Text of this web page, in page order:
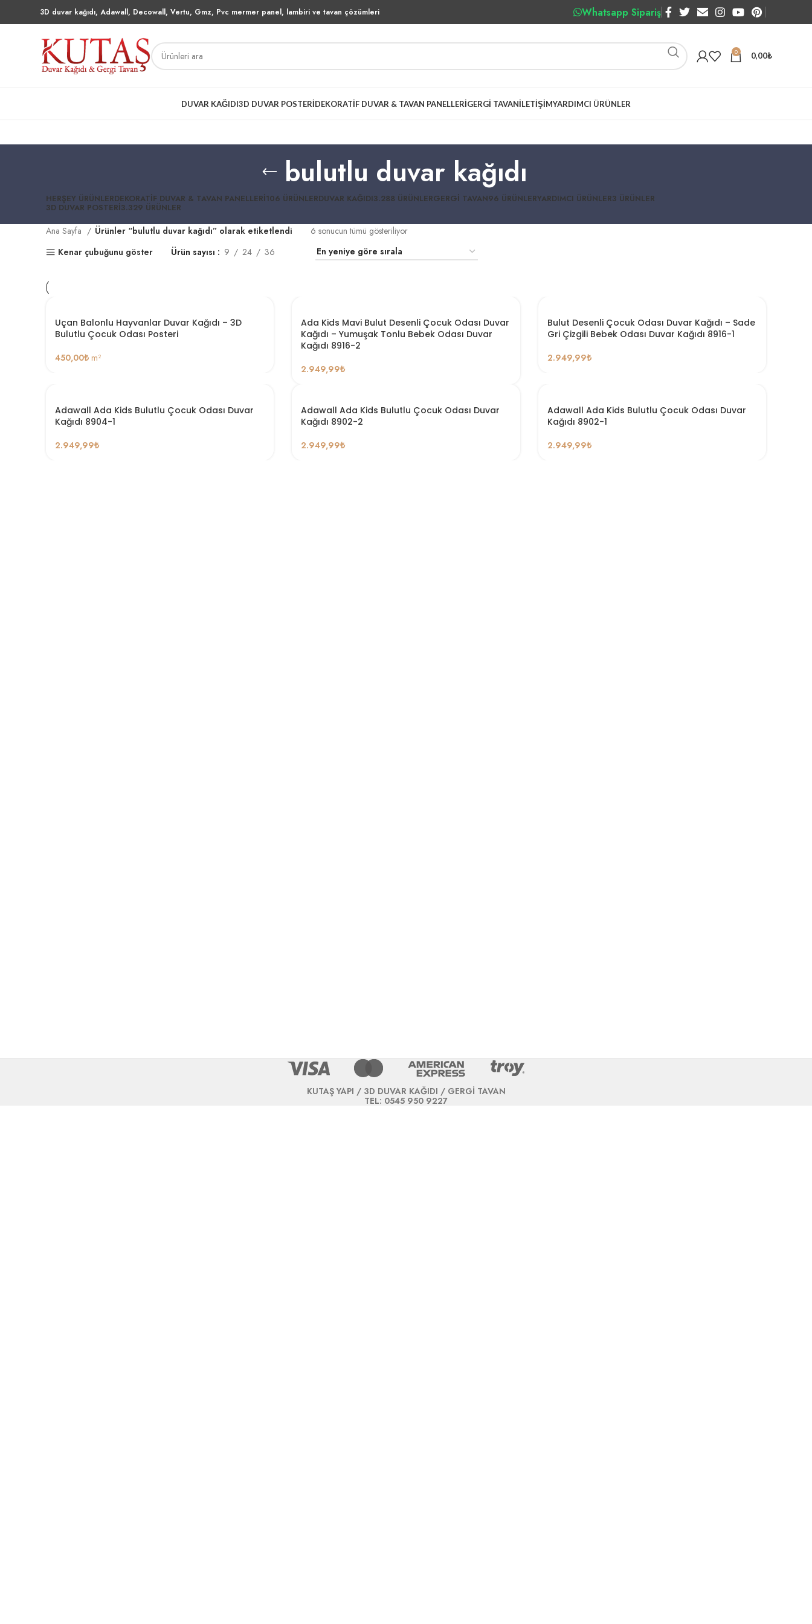
3D duvar kağıdı, Adawall, Decowall, Vertu, Gmz, Pvc mermer panel, lambiri ve tavan çözümleri Whatsapp Sipariş
0 0,00₺
DUVAR KAĞIDI3D DUVAR POSTERIDEKORATIF DUVAR & TAVAN PANELLERIGERGI TAVANİLETIŞIMYARDIMCI ÜRÜNLER
bulutlu duvar kağıdı
HERŞEY ÜRÜNLERDEKORATIF DUVAR & TAVAN PANELLERI106 ÜRÜNLERDUVAR KAĞIDI3.288 ÜRÜNLERGERGI TAVAN96 ÜRÜNLERYARDIMCI ÜRÜNLER3 ÜRÜNLER
3D DUVAR POSTERI3.329 ÜRÜNLER
Ana Sayfa Ürünler “bulutlu duvar kağıdı” olarak etiketlendi
6 sonucun tümü gösteriliyor
Kenar çubuğunu göster
Ürün sayısı 9 24 36
Uçan Balonlu Hayvanlar Duvar Kağıdı – 3D
Bulutlu Çocuk Odası Posteri
450,00₺ m²
Ada Kids Mavi Bulut Desenli Çocuk Odası Duvar
Kağıdı – Yumuşak Tonlu Bebek Odası Duvar
Kağıdı 8916-2
2.949,99₺
Bulut Desenli Çocuk Odası Duvar Kağıdı – Sade
Gri Çizgili Bebek Odası Duvar Kağıdı 8916-1
2.949,99₺
Adawall Ada Kids Bulutlu Çocuk Odası Duvar
Kağıdı 8904-1
2.949,99₺
Adawall Ada Kids Bulutlu Çocuk Odası Duvar
Kağıdı 8902-2
2.949,99₺
Adawall Ada Kids Bulutlu Çocuk Odası Duvar
Kağıdı 8902-1
2.949,99₺
KUTAŞ YAPI / 3D DUVAR KAĞIDI / GERGİ TAVAN
TEL: 0545 950 9227